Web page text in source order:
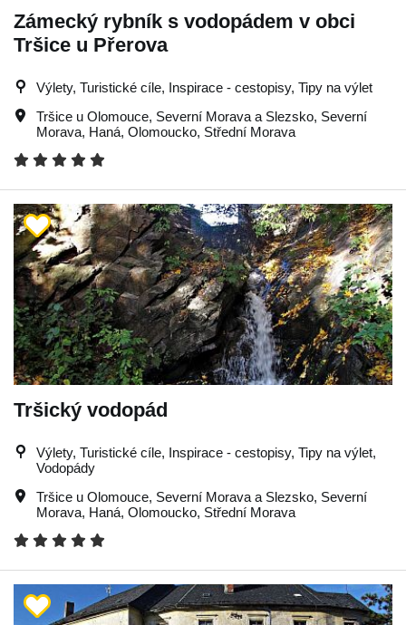
Zámecký rybník s vodopádem v obci
Tršice u Přerova
Výlety, Turistické cíle, Inspirace - cestopisy, Tipy na výlet
Tršice u Olomouce, Severní Morava a Slezsko, Severní
Morava, Haná, Olomoucko, Střední Morava
Tršický vodopád
Výlety, Turistické cíle, Inspirace - cestopisy, Tipy na výlet,
Vodopády
Tršice u Olomouce, Severní Morava a Slezsko, Severní
Morava, Haná, Olomoucko, Střední Morava